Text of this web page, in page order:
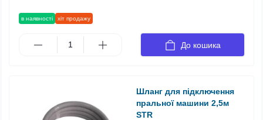
в наявності хіт продажу
До кошика
Шланг для підключення
пральної машини 2,5м
STR